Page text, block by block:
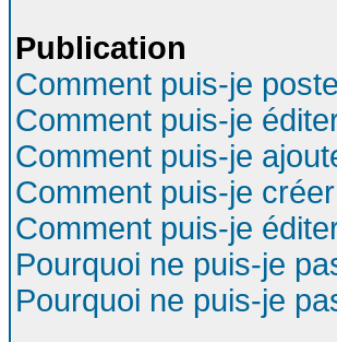
Publication
Comment puis-je
Comment puis-je
Comment puis-je
Comment puis-je
Comment puis-je
Pourquoi ne puis-je
Pourquoi ne puis-je